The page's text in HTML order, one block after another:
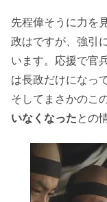
先程偉そうに力を
政はですが、強引
います。応援で官
は長政だけになっ
そしてまさかのこ
いなくなったとの